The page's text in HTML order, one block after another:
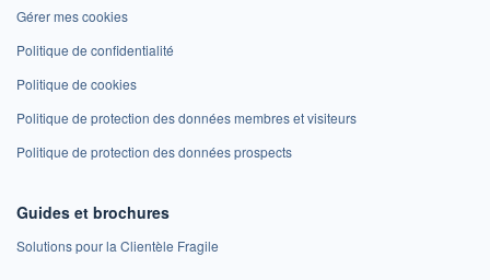
Gérer mes cookies
Politique de confidentialité
Politique de cookies
Politique de protection des données membres et visiteurs
Politique de protection des données prospects
Guides et brochures
Solutions pour la Clientèle Fragile